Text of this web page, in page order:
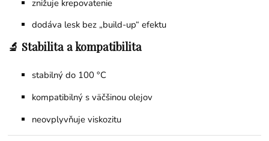
znižuje krepovatenie
dodáva lesk bez „build-up“ efektu
🔬 Stabilita a kompatibilita
stabilný do 100 °C
kompatibilný s väčšinou olejov
neovplyvňuje viskozitu